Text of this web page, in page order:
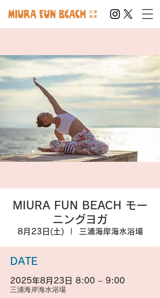
MIURA FUN BEACH モー
ニングヨガ
8月23日(土) 三浦海岸海水浴場
DATE
2025年8月23日 8:00 – 9:00
三浦海岸海水浴場